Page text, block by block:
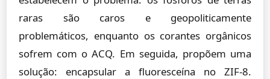
raras são caros e geopoliticamente
problemáticos, enquanto os corantes orgânicos
sofrem com o ACQ. Em seguida, propõem uma
solução: encapsular a fluoresceína no ZIF-8.